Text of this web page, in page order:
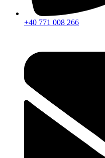
+40 771 008 266